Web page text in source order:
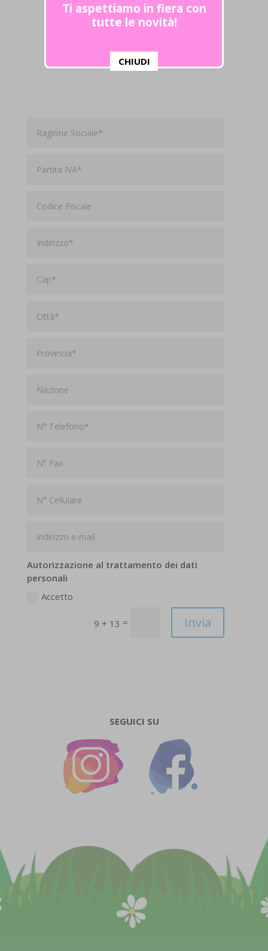
Autorizzazione al trattamento dei dati
personali
Accetto
9 + 13 = Invia
SEGUICI SU
This popup will close in:
Ti aspettiamo in fiera con
tutte le novità!
CHIUDI